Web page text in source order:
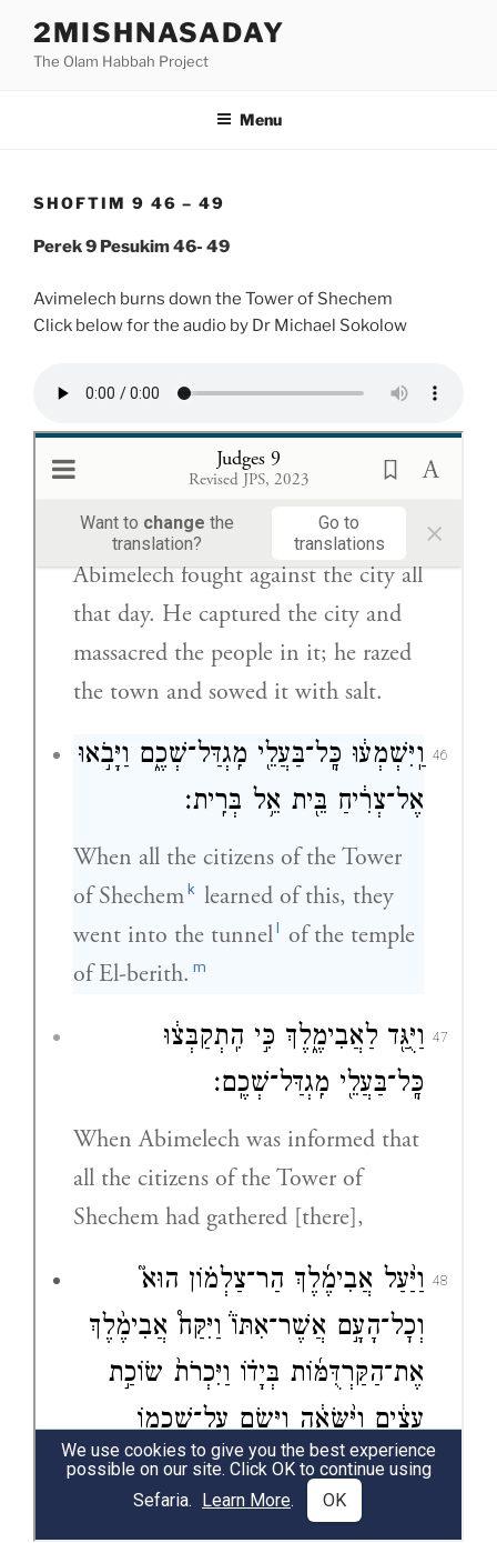
content
2MISHNASADAY
The Olam Habbah Project
Menu
SHOFTIM 9 46 – 49
Perek 9 Pesukim 46- 49
Avimelech burns down the Tower of Shechem
Click below for the audio by Dr Michael Sokolow